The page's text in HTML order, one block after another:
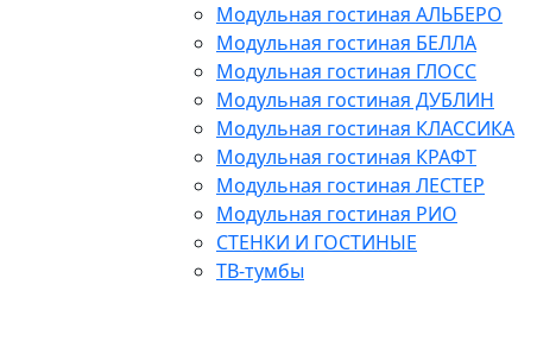
Модульная гостиная АЛЬБЕРО
Модульная гостиная БЕЛЛА
Модульная гостиная ГЛОСС
Модульная гостиная ДУБЛИН
Модульная гостиная КЛАССИКА
Модульная гостиная КРАФТ
Модульная гостиная ЛЕСТЕР
Модульная гостиная РИО
СТЕНКИ И ГОСТИНЫЕ
ТВ-тумбы